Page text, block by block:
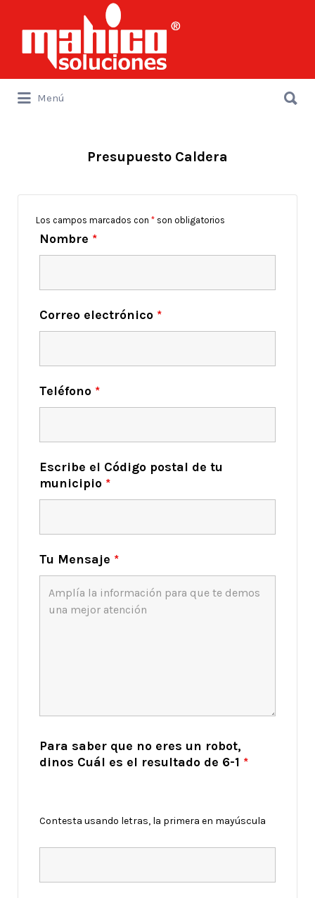
por:
Menú
por:
Presupuesto Caldera
Los campos marcados con * son obligatorios
Nombre *
Correo electrónico *
Teléfono *
Escribe el Código postal de tu
municipio *
Tu Mensaje *
Para saber que no eres un robot,
dinos Cuál es el resultado de 6-1 *
Contesta usando letras, la primera en mayúscula